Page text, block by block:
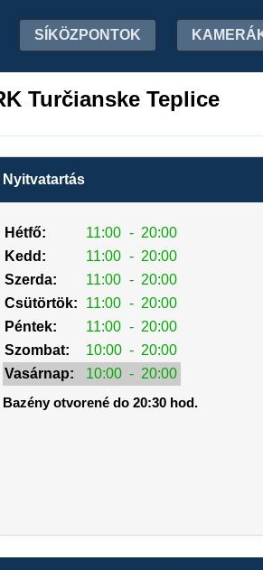
SÍKÖZPONTOK
Turčianske Teplice
Nyitvatartás
Hétfő: 11:00 - 20:00
Kedd:
11:00 - 20:00
Szerda:
11:00 - 20:00
Csütörtök:
11:00 - 20:00
Péntek:
11:00 - 20:00
Szombat:
10:00 - 20:00
Vasárnap:
10:00 - 20:00
Bazény otvorené do 20:30 hod.